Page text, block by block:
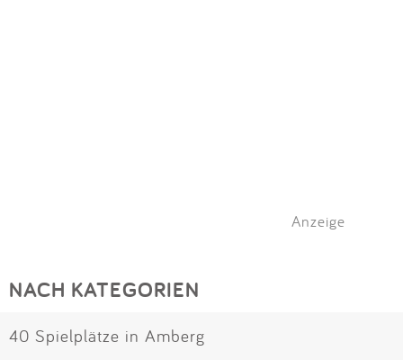
Anzeige
NACH KATEGORIEN
40 Spielplätze in Amberg